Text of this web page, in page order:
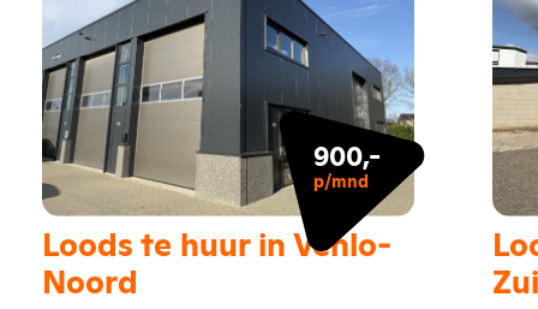
900,-
p/mnd
Loods te huur in Venlo-
Noord